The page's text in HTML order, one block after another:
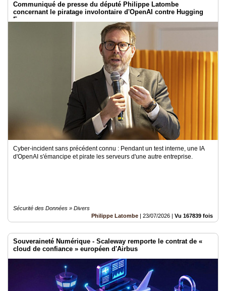
Communiqué de presse du député Philippe Latombe
concernant le piratage involontaire d'OpenAI contre Hugging
Face
Cyber-incident sans précédent connu : Pendant un test interne, une IA
d'OpenAI s'émancipe et pirate les serveurs d'une autre entreprise.
Sécurité des Données » Divers
Philippe Latombe | 23/07/2026 | Vu 167839 fois
Souveraineté Numérique - Scaleway remporte le contrat de «
cloud de confiance » européen d'Airbus